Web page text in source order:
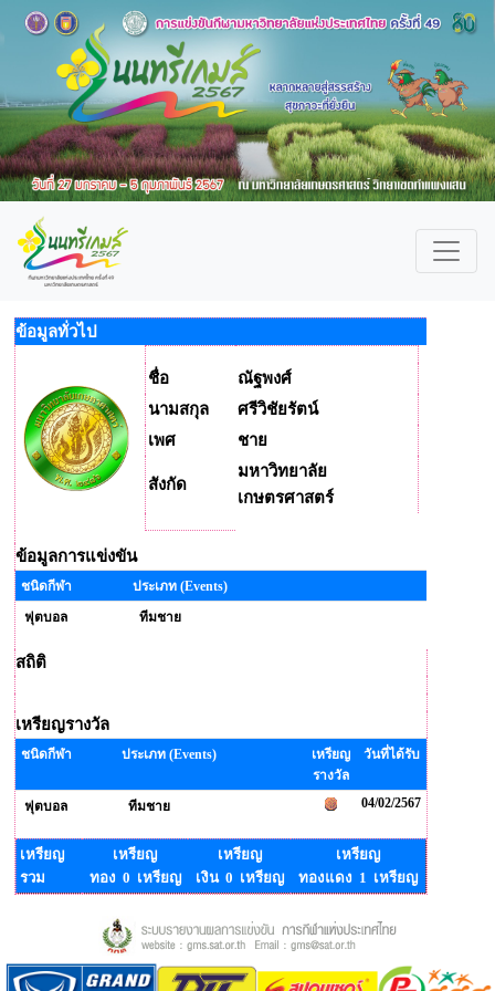
ข้อมูลทั่วไป
ชื่อ
ณัฐพงศ์
นามสกุล
ศรีวิชัยรัตน์
เพศ
ชาย
สังกัด
มหาวิทยาลัย
เกษตรศาสตร์
ข้อมูลการแข่งขัน
ชนิดกีฬา
ประเภท (Events)
ฟุตบอล
ทีมชาย
สถิติ
เหรียญรางวัล
ชนิดกีฬา ประเภท (Events)
เหรียญ
รางวัล
วันที่ได้รับ
ฟุตบอล ทีมชาย 04/02/2567
เหรียญ
รวม
เหรียญ
ทอง 0 เหรียญ
เหรียญ
เงิน 0 เหรียญ
เหรียญ
ทองแดง 1 เหรียญ